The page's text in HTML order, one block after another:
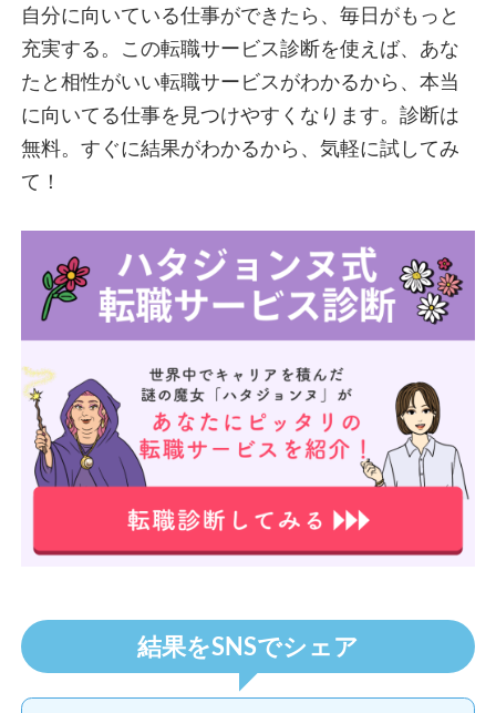
自分に向いている仕事ができたら、毎日がもっと
充実する。この転職サービス診断を使えば、あな
たと相性がいい転職サービスがわかるから、本当
に向いてる仕事を見つけやすくなります。診断は
無料。すぐに結果がわかるから、気軽に試してみ
て！
結果をSNSでシェア